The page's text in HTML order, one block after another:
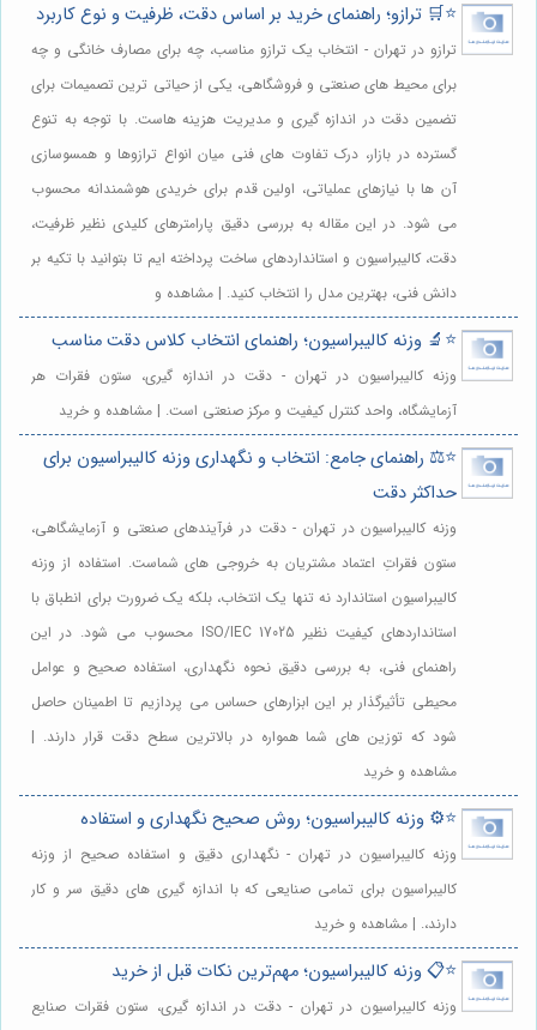
⭐️🛒 ترازو؛ راهنمای خرید بر اساس دقت، ظرفیت و نوع کاربرد
ترازو در تهران - انتخاب یک ترازو مناسب، چه برای مصارف خانگی و چه
برای محیط های صنعتی و فروشگاهی، یکی از حیاتی ترین تصمیمات برای
تضمین دقت در اندازه گیری و مدیریت هزینه هاست. با توجه به تنوع
گسترده در بازار، درک تفاوت های فنی میان انواع ترازوها و همسوسازی
آن ها با نیازهای عملیاتی، اولین قدم برای خریدی هوشمندانه محسوب
می شود. در این مقاله به بررسی دقیق پارامترهای کلیدی نظیر ظرفیت،
دقت، کالیبراسیون و استانداردهای ساخت پرداخته ایم تا بتوانید با تکیه بر
دانش فنی، بهترین مدل را انتخاب کنید. | مشاهده و
⭐️🔬 وزنه کالیبراسیون؛ راهنمای انتخاب کلاس دقت مناسب
وزنه کالیبراسیون در تهران - دقت در اندازه گیری، ستون فقرات هر
آزمایشگاه، واحد کنترل کیفیت و مرکز صنعتی است. | مشاهده و خرید
⭐️⚖️ راهنمای جامع: انتخاب و نگهداری وزنه کالیبراسیون برای
حداکثر دقت
وزنه کالیبراسیون در تهران - دقت در فرآیندهای صنعتی و آزمایشگاهی،
ستون فقراتِ اعتماد مشتریان به خروجی های شماست. استفاده از وزنه
کالیبراسیون استاندارد نه تنها یک انتخاب، بلکه یک ضرورت برای انطباق با
استانداردهای کیفیت نظیر ISO/IEC 17025 محسوب می شود. در این
راهنمای فنی، به بررسی دقیق نحوه نگهداری، استفاده صحیح و عوامل
محیطی تأثیرگذار بر این ابزارهای حساس می پردازیم تا اطمینان حاصل
شود که توزین های شما همواره در بالاترین سطح دقت قرار دارند. |
مشاهده و خرید
⭐️⚙️ وزنه کالیبراسیون؛ روش صحیح نگهداری و استفاده
وزنه کالیبراسیون در تهران - نگهداری دقیق و استفاده صحیح از وزنه
کالیبراسیون برای تمامی صنایعی که با اندازه گیری های دقیق سر و کار
دارند،. | مشاهده و خرید
⭐️📋 وزنه کالیبراسیون؛ مهم‌ترین نکات قبل از خرید
وزنه کالیبراسیون در تهران - دقت در اندازه گیری، ستون فقرات صنایع